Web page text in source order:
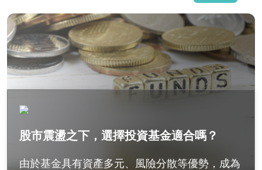
股市震盪之下，選擇投資基金適合嗎？
由於基金具有資產多元、風險分散等優勢，成為